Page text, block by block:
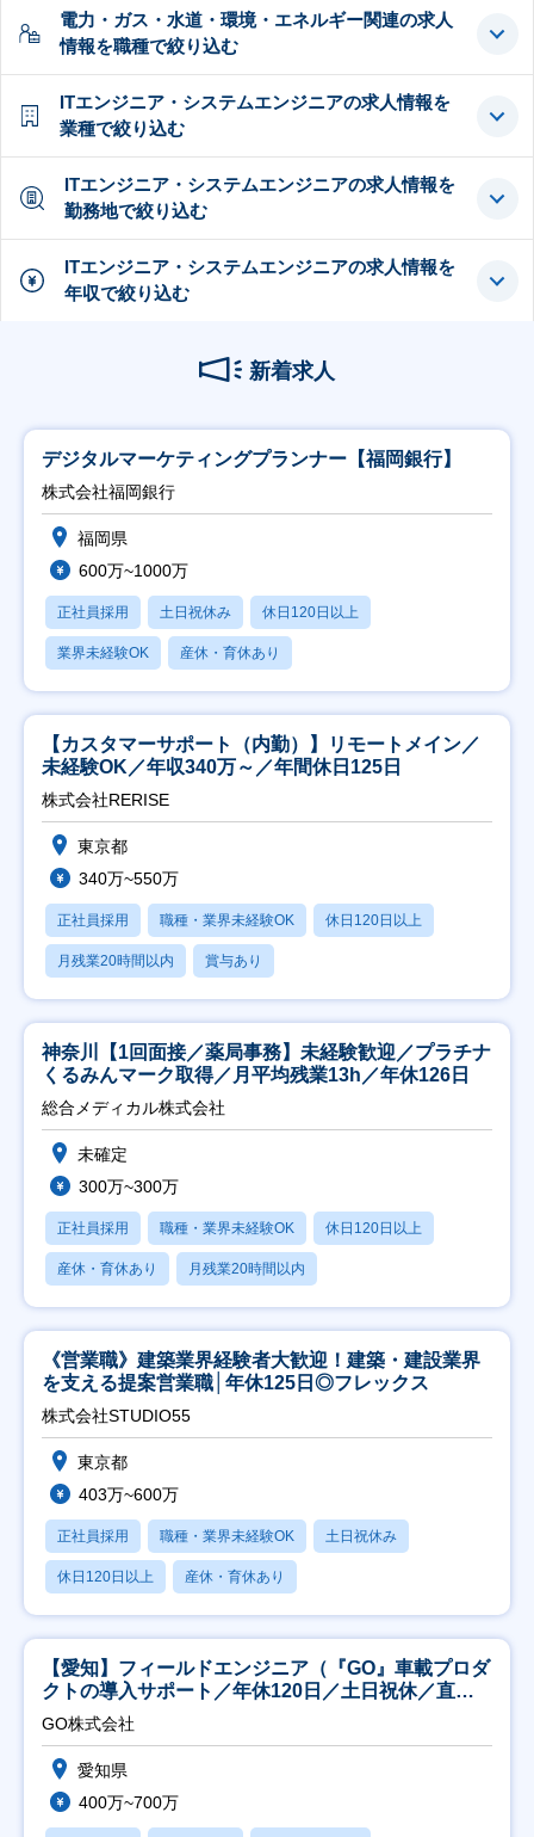
電力・ガス・水道・環境・エネルギー関連の求人
情報を職種で絞り込む
ITエンジニア・システムエンジニアの求人情報を
業種で絞り込む
ITエンジニア・システムエンジニアの求人情報を
勤務地で絞り込む
ITエンジニア・システムエンジニアの求人情報を
年収で絞り込む
新着求人
デジタルマーケティングプランナー【福岡銀行】
株式会社福岡銀行
福岡県
600万~1000万
正社員採用 土日祝休み 休日120日以上
業界未経験OK 産休・育休あり
【カスタマーサポート（内勤）】リモートメイン／
未経験OK／年収340万～／年間休日125日
株式会社RERISE
東京都
340万~550万
正社員採用 職種・業界未経験OK 休日120日以上
月残業20時間以内 賞与あり
神奈川【1回面接／薬局事務】未経験歓迎／プラチナ
くるみんマーク取得／月平均残業13h／年休126日
総合メディカル株式会社
未確定
300万~300万
正社員採用 職種・業界未経験OK 休日120日以上
産休・育休あり 月残業20時間以内
《営業職》建築業界経験者大歓迎！建築・建設業界
を支える提案営業職│年休125日◎フレックス
株式会社STUDIO55
東京都
403万~600万
正社員採用 職種・業界未経験OK 土日祝休み
休日120日以上 産休・育休あり
【愛知】フィールドエンジニア（『GO』車載プロダ
クトの導入サポート／年休120日／土日祝休／直行
直帰
GO株式会社
愛知県
400万~700万